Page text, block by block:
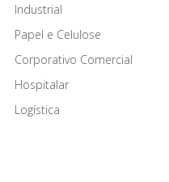
Industrial
Papel e Celulose
Corporativo Comercial
Hospitalar
Logística